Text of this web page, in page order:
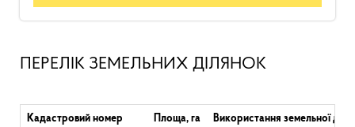
ПЕРЕЛІК ЗЕМЕЛЬНИХ ДІЛЯНОК
Кадастровий номер Площа, га Використання земельної